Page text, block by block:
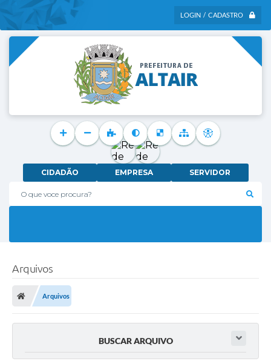
LOGIN / CADASTRO
O que voce procura?
CIDADÃO EMPRESA SERVIDOR
Arquivos
Arquivos
BUSCAR ARQUIVO